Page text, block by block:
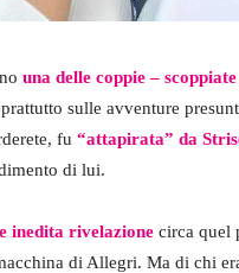
una delle coppie – scoppiate
sulle avventure
fu “attapirata” da
di lui.
inedita rivelazione circa quel
di Allegri. Ma di chi